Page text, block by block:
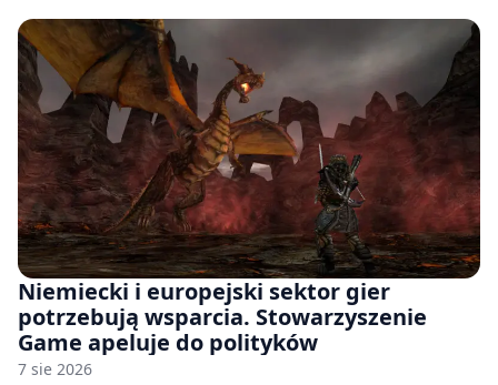
Niemiecki i europejski sektor gier
potrzebują wsparcia. Stowarzyszenie
Game apeluje do polityków
7 sie 2026